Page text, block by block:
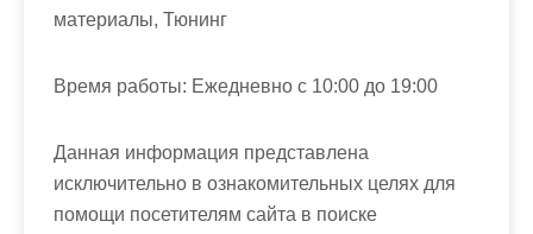
материалы, Тюнинг
Время работы: Ежедневно с 10:00 до 19:00
Данная информация представлена
исключительно в ознакомительных целях для
помощи посетителям сайта в поиске